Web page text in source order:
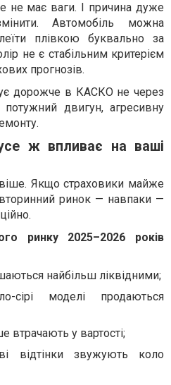
не має ваги. І причина дуже
Автомобіль можна
плівкою буквально за
не є стабільним критерієм
прогнозів.
дорожче в КАСКО не через
двигун, агресивну
ж впливає на ваші
Якщо страховики майже
ринок — навпаки —
ринку 2025–2026 років
найбільш ліквідними;
сірі моделі продаються
втрачають у вартості;
відтінки звужують коло